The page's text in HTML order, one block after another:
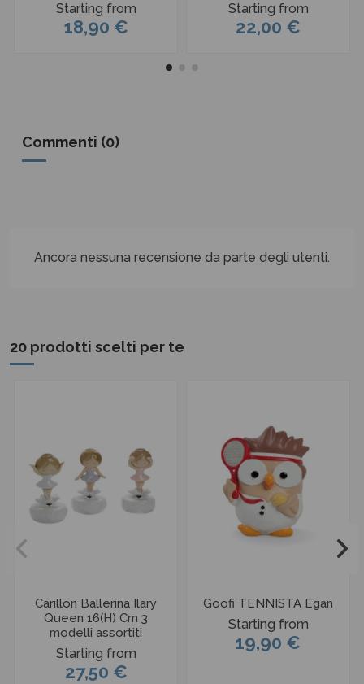
Starting from
18,90 €
Starting from
22,00 €
Commenti (0)
Ancora nessuna recensione da parte degli utenti.
20 prodotti scelti per te
Carillon Ballerina Ilary
Queen 16(H) Cm 3
modelli assortiti
Starting from
27,50 €
Goofi TENNISTA Egan
Starting from
19,90 €